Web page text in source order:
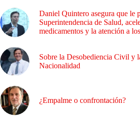
Daniel Quintero asegura que le
Superintendencia de Salud,
medicamentos y la atención a
Sobre la Desobediencia Civil y
Nacionalidad
¿Empalme o confrontación?